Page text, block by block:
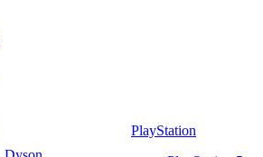
PlayStation